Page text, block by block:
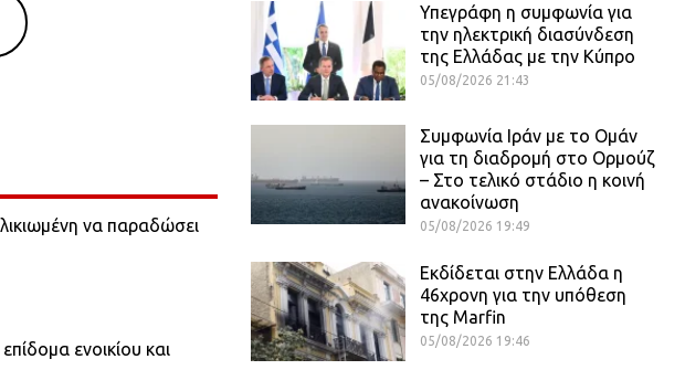
να παραδώσει
ενοικίου και
Υπεγράφη η συμφωνία για
την ηλεκτρική διασύνδεση
της Ελλάδας με την Κύπρο
05/08/2026 21:43
Συμφωνία Ιράν με το Ομάν
για τη διαδρομή στο Ορμούζ
– Στο τελικό στάδιο η κοινή
ανακοίνωση
05/08/2026 19:49
Εκδίδεται στην Ελλάδα η
46χρονη για την υπόθεση
της Marfin
05/08/2026 19:46